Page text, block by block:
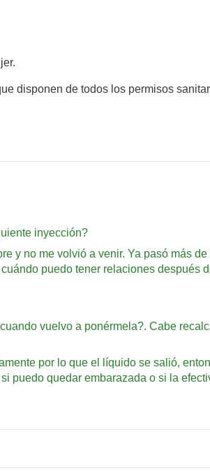
disponen de todos los permisos
inyección?
y no me volvió a venir. Ya pasó más de
puedo tener relaciones después
vuelvo a ponérmela?. Cabe
por lo que el líquido se salió,
puedo quedar embarazada o si la